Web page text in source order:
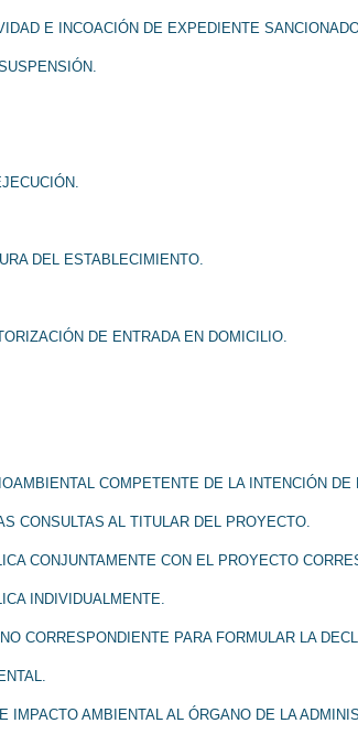
E INCOACIÓN DE EXPEDIENTE
DEL ESTABLECIMIENTO.
DE ENTRADA EN DOMICILIO.
COMPETENTE DE LA INTENCIÓN
CONSULTAS AL TITULAR DEL PROYECTO.
CONJUNTAMENTE CON EL PROYECTO
INDIVIDUALMENTE.
CORRESPONDIENTE PARA FORMULAR LA
IMPACTO AMBIENTAL AL ÓRGANO DE LA